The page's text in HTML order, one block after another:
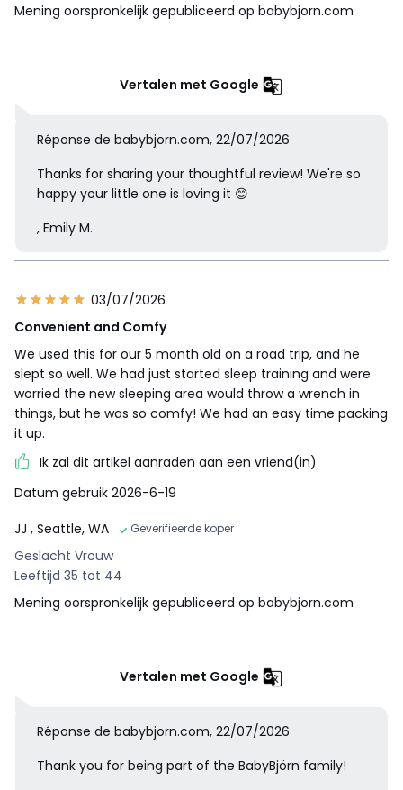
Mening oorspronkelijk gepubliceerd op babybjorn.com
Vertalen met Google
Réponse de babybjorn.com, 22/07/2026
Thanks for sharing your thoughtful review! We're so
happy your little one is loving it 😊
, Emily M.
03/07/2026
Convenient and Comfy
We used this for our 5 month old on a road trip, and he
slept so well. We had just started sleep training and were
worried the new sleeping area would throw a wrench in
things, but he was so comfy! We had an easy time packing
it up.
Ik zal dit artikel aanraden aan een vriend(in)
Datum gebruik 2026-6-19
JJ , Seattle, WA Geverifieerde koper
Geslacht Vrouw
Leeftijd 35 tot 44
Mening oorspronkelijk gepubliceerd op babybjorn.com
Vertalen met Google
Réponse de babybjorn.com, 22/07/2026
Thank you for being part of the BabyBjörn family!